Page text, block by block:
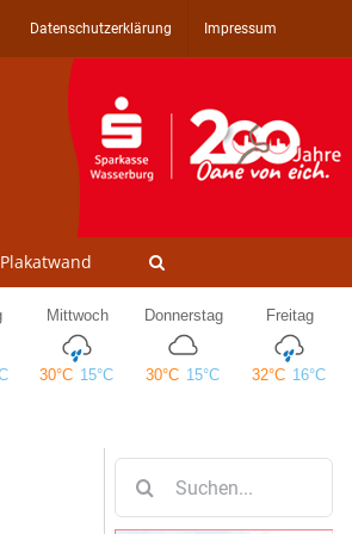
Datenschutzerklärung Impressum
Plakatwand
nach: